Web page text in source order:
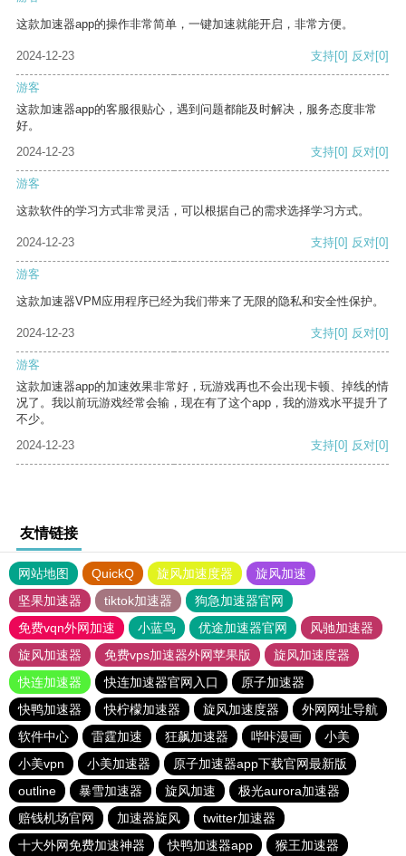
这款加速器app的操作非常简单，一键加速就能开启，非常方便。
2024-12-23 支持[0] 反对[0]
游客
这款加速器app的客服很贴心，遇到问题都能及时解决，服务态度非常
好。
2024-12-23
支持[0] 反对[0]
游客
这款软件的学习方式非常灵活，可以根据自己的需求选择学习方式。
2024-12-23 支持[0] 反对[0]
游客
这款加速器VPM应用程序已经为我们带来了无限的隐私和安全性保护。
2024-12-23 支持[0] 反对[0]
游客
这款加速器app的加速效果非常好，玩游戏再也不会出现卡顿、掉线的情
况了。我以前玩游戏经常会输，现在有了这个app，我的游戏水平提升了
不少。
2024-12-23
支持[0] 反对[0]
友情链接
网站地图 QuickQ 旋风加速度器
旋风加速
坚果加速器
tiktok加速器
狗急加速器官网
免费vqn外网加速
小蓝鸟 优途加速器官网
风驰加速器
旋风加速器
免费vps加速器外网苹果版
旋风加速度器
快连加速器
快连加速器官网入口
原子加速器
快鸭加速器
快柠檬加速器 旋风加速度器
外网网址导航
软件中心
雷霆加速 狂飙加速器 哔咔漫画
小美
小美vpn
小美加速器
原子加速器app下载官网最新版
outline
暴雪加速器 旋风加速
极光aurora加速器
赔钱机场官网
加速器旋风
twitter加速器
十大外网免费加速神器
快鸭加速器app 猴王加速器